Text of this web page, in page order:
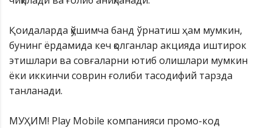
Қоидаларда қўшимча банд ўрнатиш ҳам мумкин,
бунинг ёрдамида кеч қолганлар акцияда иштирок
этишлари ва совғаларни ютиб олишлари мумкин
ёки иккинчи соврин ғолиби тасодифий тарзда
танланади.
МУҲИМ! Play Mobile компанияси промо-код